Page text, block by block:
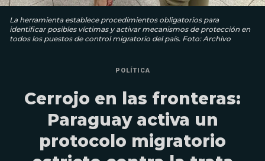
La herramienta establece procedimientos obligatorios para
identificar posibles víctimas y activar mecanismos de protección en
todos los puestos de control migratorio del país. Foto: Archivo
POLÍTICA
Cerrojo en las fronteras:
Paraguay activa un
protocolo migratorio